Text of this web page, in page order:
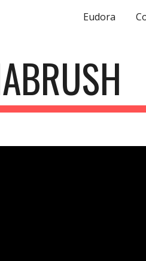
Skip to
Eudora